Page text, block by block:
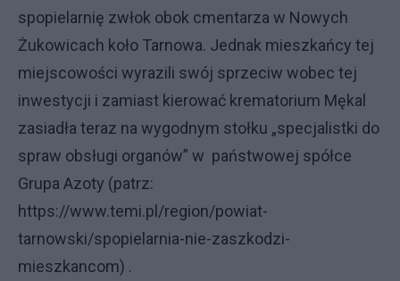
spopielarnię zwłok obok cmentarza w Nowych
Żukowicach koło Tarnowa. Jednak mieszkańcy tej
miejscowości wyrazili swój sprzeciw wobec tej
inwestycji i zamiast kierować krematorium Mękal
zasiadła teraz na wygodnym stołku „specjalistki do
spraw obsługi organów” w państwowej spółce
Grupa Azoty (patrz:
https://www.temi.pl/region/powiat-
tarnowski/spopielarnia-nie-zaszkodzi-
mieszkancom) .